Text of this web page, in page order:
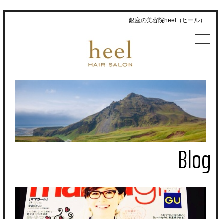
銀座の美容院heel（ヒール）
Blog